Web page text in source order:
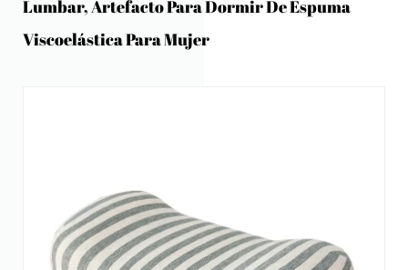
Lumbar, Artefacto Para Dormir De Espuma
Viscoelástica Para Mujer